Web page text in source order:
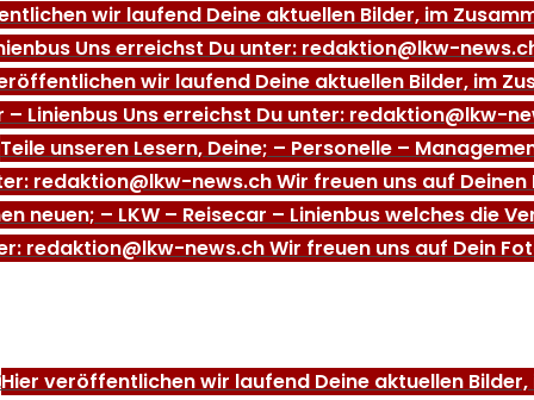
wir laufend Deine aktuellen Bilder, im
Uns erreichst Du unter: redaktion@lkw-
wir laufend Deine aktuellen Bilder, im
– Linienbus Uns erreichst Du unter: redaktion@lkw-
Teile unseren Lesern, Deine; – Personelle –
redaktion@lkw-news.ch Wir freuen uns auf Deinen
neuen; – LKW – Reisecar – Linienbus welches die
redaktion@lkw-news.ch Wir freuen uns auf Dein
Hier veröffentlichen wir laufend Deine aktuellen